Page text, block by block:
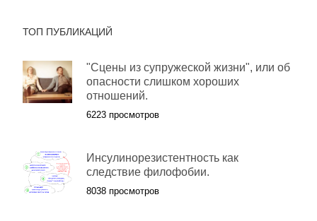
ТОП ПУБЛИКАЦИЙ
"Сцены из супружеской жизни", или об
опасности слишком хороших
отношений.
6223 просмотров
Инсулинорезистентность как
следствие филофобии.
8038 просмотров